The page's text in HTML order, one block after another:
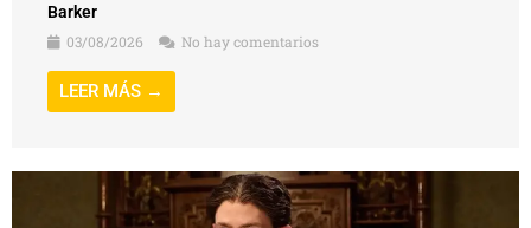
Barker
03/08/2026
No hay comentarios
LEER MÁS →